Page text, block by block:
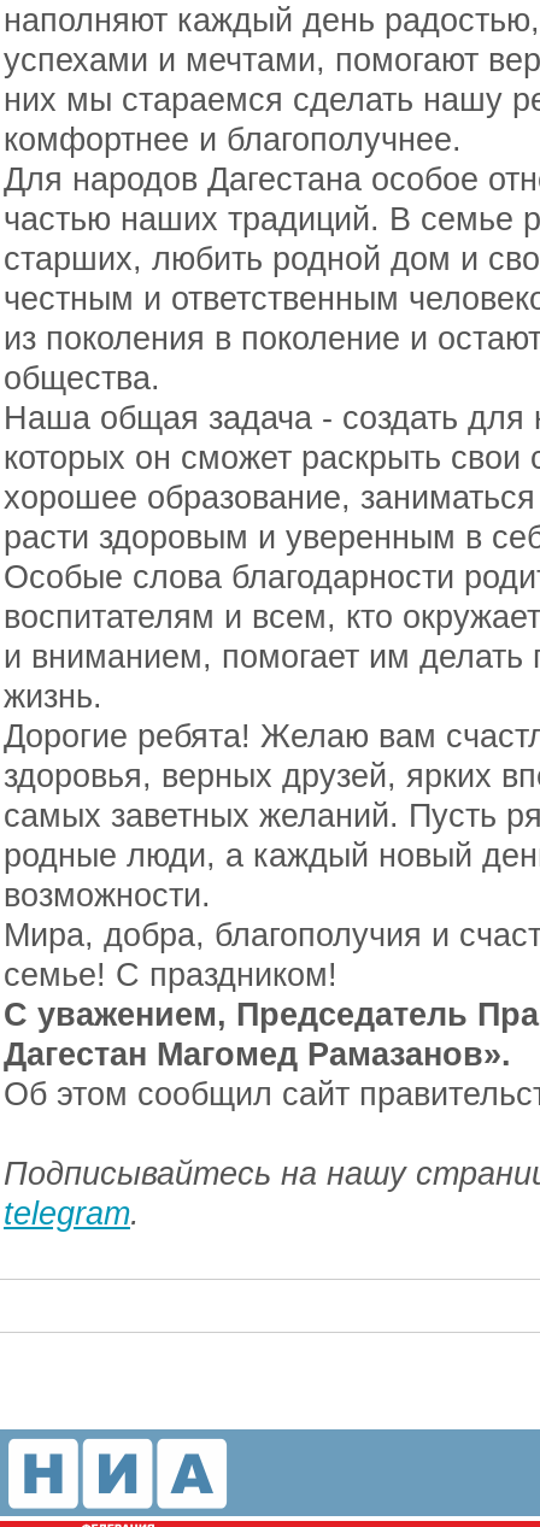
наполняют каждый день
успехами и мечтами, помогают
них мы стараемся сделать нашу
комфортнее и благополучнее.
Для народов Дагестана особое
частью наших традиций. В семье
старших, любить родной дом и
честным и ответственным
из поколения в поколение и
общества.
Наша общая задача - создать для
которых он сможет раскрыть свои
хорошее образование,
расти здоровым и уверенным в
Особые слова благодарности
воспитателям и всем, кто
и вниманием, помогает им
жизнь.
Дорогие ребята! Желаю вам
здоровья, верных друзей, ярких
самых заветных желаний. Пусть
родные люди, а каждый новый
возможности.
Мира, добра, благополучия и
семье! С праздником!
С уважением, Председатель
Дагестан Магомед Рамазанов».
Об этом сообщил сайт
Подписывайтесь на нашу
telegram.